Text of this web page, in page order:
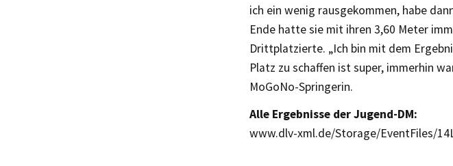
ich ein wenig rausgekommen, habe
Ende hatte sie mit ihren 3,60 Meter
Drittplatzierte. „Ich bin mit dem
Platz zu schaffen ist super, immerhin
MoGoNo-Springerin.
Alle Ergebnisse der Jugend-DM:
www.dlv-xml.de/Storage/EventFiles/